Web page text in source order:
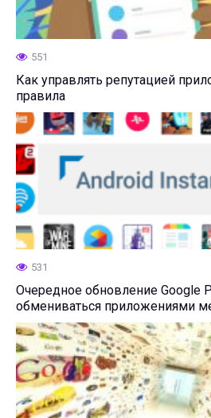
551
Как управлять репутацией
правила
531
Очередное обновление Google
обмениваться приложениями